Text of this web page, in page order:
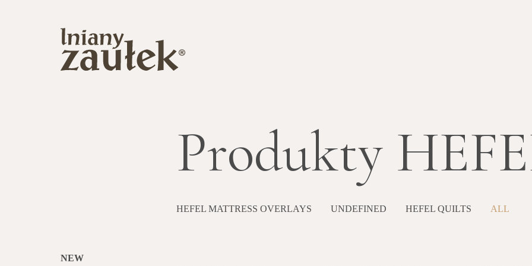
NEW
Produkty
HEFEL MATTRESS OVERLAYS UNDEFINED HEFEL QUILTS ALL